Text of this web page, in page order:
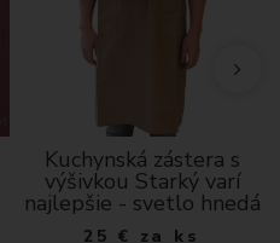
Kuchynská zástera s
výšivkou Starký varí
najlepšie - svetlo hnedá
25 € za ks